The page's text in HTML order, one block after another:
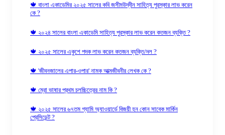
🍁 বাংলা একাডেমির ২০২৫ সালের কবি জসীমউদ্‌দীন সাহিত্য পুরস্কার লাভ করেন
কে ?
🍁 ২০২৪ সালের বাংলা একাডেমি সাহিত্য পুরস্কার লাভ করেন কতজন ব্যক্তি ?
🍁 ২০২৫ সালের একুশে পদক লাভ করেন কতজন ব্যক্তি/দল ?
🍁 'জীবনজালের এপার-ওপার' নামক আত্মজীবনীর লেখক কে ?
🍁 ম্রো ভাষার প্রথম চলচ্চিত্রের নাম কি ?
🍁 ২০২৫ সালের ৬৭তম গ্যামি অ্যাওয়ার্ডে বিজয়ী হন কোন সাবেক মার্কিন
প্রেসিডেন্ট ?